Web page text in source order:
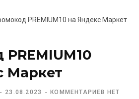
PREMIUM10 на Яндекс Маркет
Маркет
23.08.2023 КОММЕНТАРИЕВ НЕТ